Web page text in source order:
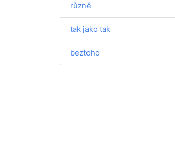
různě
tak jako tak
beztoho